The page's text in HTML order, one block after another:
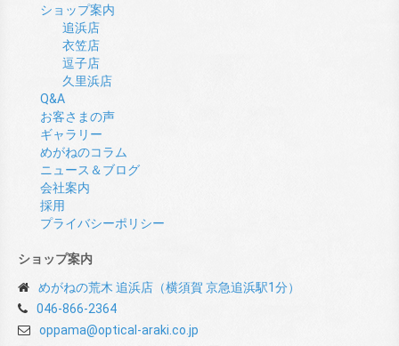
ショップ案内
追浜店
衣笠店
逗子店
久里浜店
Q&A
お客さまの声
ギャラリー
めがねのコラム
ニュース＆ブログ
会社案内
採用
プライバシーポリシー
ショップ案内
めがねの荒木 追浜店（横須賀 京急追浜駅1分）
046-866-2364
oppama@optical-araki.co.jp